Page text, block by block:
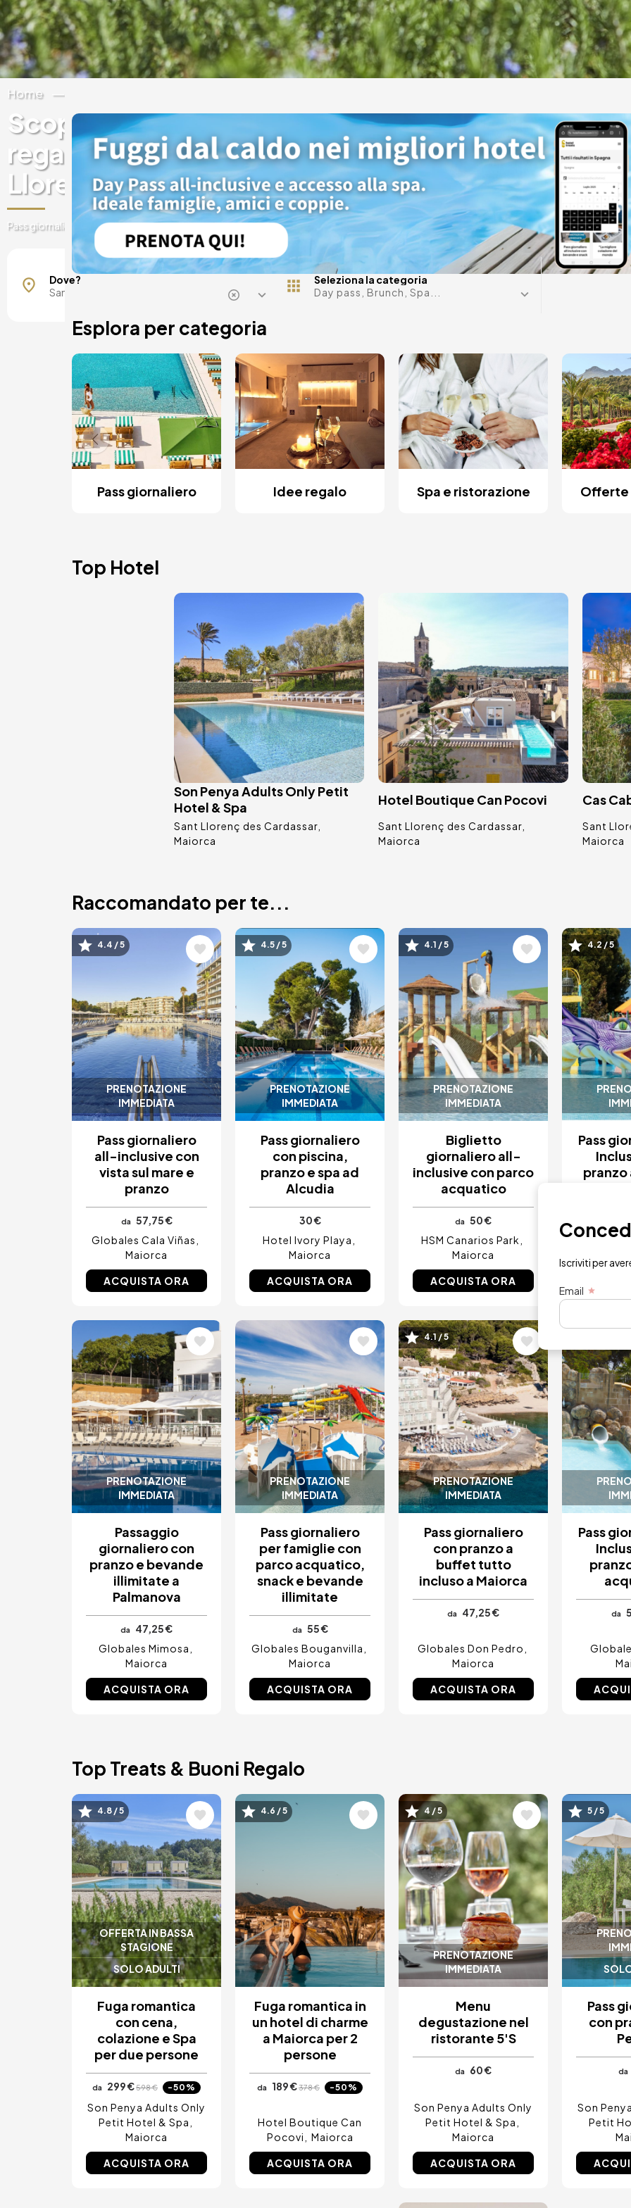
Home
Scopri esperienze e buoni
regalo sui hotel di lusso in Sant
Llorenç des Cardassar
Pass giornalieri, spa, brunch, fughe e tanto altro
Dove?
Seleziona la categoria
Day pass, Brunch, Spa...
Data in
Esplora per categoria
Pass giornaliero Idee regalo Spa e ristorazione Offerte
Top Hotel
Son Penya Adults Only Petit
Hotel & Spa
Sant Llorenç des Cardassar
Maiorca
Immagine
Hotel Boutique Can Pocovi
Sant Llorenç des Cardassar
Maiorca
Cas
Sant
Maiorca
Raccomandato per te...
PRENOTAZIONE
IMMEDIATA
Immagine
4.4 / 5
Pass giornaliero
all-inclusive con
vista sul mare e
pranzo
da 57,75 €
Globales Cala Viñas
Maiorca
ACQUISTA ORA
PRENOTAZIONE
IMMEDIATA
Immagine
4.5 / 5
Pass giornaliero
con piscina,
pranzo e spa ad
Alcudia
30 €
Hotel Ivory Playa
Maiorca
ACQUISTA ORA
PRENOTAZIONE
IMMEDIATA
Immagine
4.1 / 5
Biglietto
giornaliero all-
inclusive con parco
acquatico
da 50 €
HSM Canarios Park
Maiorca
ACQUISTA ORA
4.2 / 5
Pass
pranzo
Ilunion
PRENOTAZIONE
IMMEDIATA
Immagine
Passaggio
giornaliero con
pranzo e bevande
illimitate a
Palmanova
da
47,25 €
Globales Mimosa
Maiorca
ACQUISTA ORA
PRENOTAZIONE
IMMEDIATA
Immagine
Pass giornaliero
per famiglie con
parco acquatico,
snack e bevande
illimitate
da 55 €
Globales Bouganvilla
Maiorca
ACQUISTA ORA
PRENOTAZIONE
IMMEDIATA
Immagine
4.1 / 5
Pass giornaliero
con pranzo a
buffet tutto
incluso a Maiorca
da 47,25 €
Globales Don Pedro
Maiorca
ACQUISTA ORA
Pass
da
Top Treats & Buoni Regalo
OFFERTA IN BASSA
STAGIONE
SOLO ADULTI
Immagine
4.8 / 5
Fuga romantica
con cena,
colazione e Spa
per due persone
da 299 €598 € -50%
Son Penya Adults Only
Petit Hotel & Spa
Maiorca
ACQUISTA ORA
Immagine
4.6 / 5
Fuga romantica in
un hotel di charme
a Maiorca per 2
persone
da 189 €378 € -50%
Hotel Boutique Can
Pocovi
Maiorca
ACQUISTA ORA
PRENOTAZIONE
IMMEDIATA
Immagine
4 / 5
Menu
degustazione nel
ristorante 5'S
da 60 €
Son Penya Adults Only
Petit Hotel & Spa
Maiorca
ACQUISTA ORA
5 / 5
Pass
con
da
Son
Petit
Iscriviti per
Email